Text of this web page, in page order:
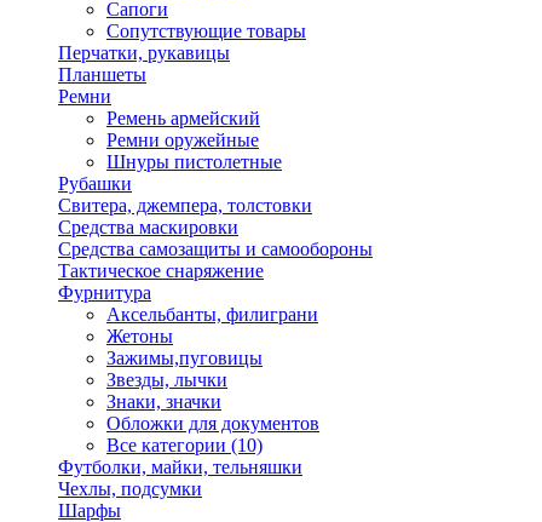
Сапоги
Сопутствующие товары
Перчатки, рукавицы
Планшеты
Ремни
Ремень армейский
Ремни оружейные
Шнуры пистолетные
Рубашки
Свитера, джемпера, толстовки
Средства маскировки
Средства самозащиты и самообороны
Тактическое снаряжение
Фурнитура
Аксельбанты, филиграни
Жетоны
Зажимы,пуговицы
Звезды, лычки
Знаки, значки
Обложки для документов
Все категории (10)
Футболки, майки, тельняшки
Чехлы, подсумки
Шарфы